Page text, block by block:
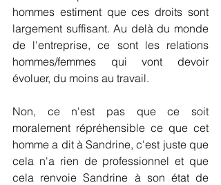
hommes estiment que ces droits sont
largement suffisant. Au delà du monde
de l'entreprise, ce sont les relations
hommes/femmes qui vont devoir
évoluer, du moins au travail.
Non, ce n'est pas que ce soit
moralement répréhensible ce que cet
homme a dit à Sandrine, c'est juste que
cela n'a rien de professionnel et que
cela renvoie Sandrine à son état de